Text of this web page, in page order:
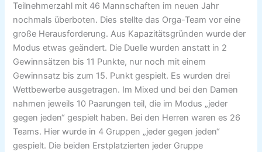
Teilnehmerzahl mit 46 Mannschaften im neuen Jahr
nochmals überboten. Dies stellte das Orga-Team vor eine
große Herausforderung. Aus Kapazitätsgründen wurde der
Modus etwas geändert. Die Duelle wurden anstatt in 2
Gewinnsätzen bis 11 Punkte, nur noch mit einem
Gewinnsatz bis zum 15. Punkt gespielt. Es wurden drei
Wettbewerbe ausgetragen. Im Mixed und bei den Damen
nahmen jeweils 10 Paarungen teil, die im Modus „jeder
gegen jeden“ gespielt haben. Bei den Herren waren es 26
Teams. Hier wurde in 4 Gruppen „jeder gegen jeden“
gespielt. Die beiden Erstplatzierten jeder Gruppe